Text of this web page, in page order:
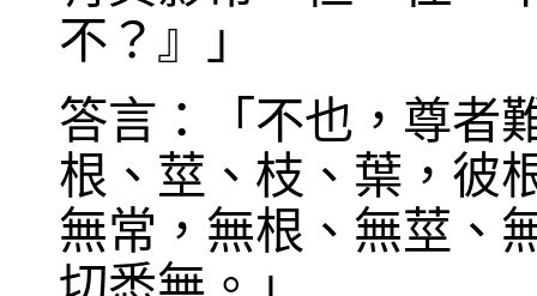
不？』」
答言：「不也，尊者
根、莖、枝、葉，彼
無常，無根、無莖、